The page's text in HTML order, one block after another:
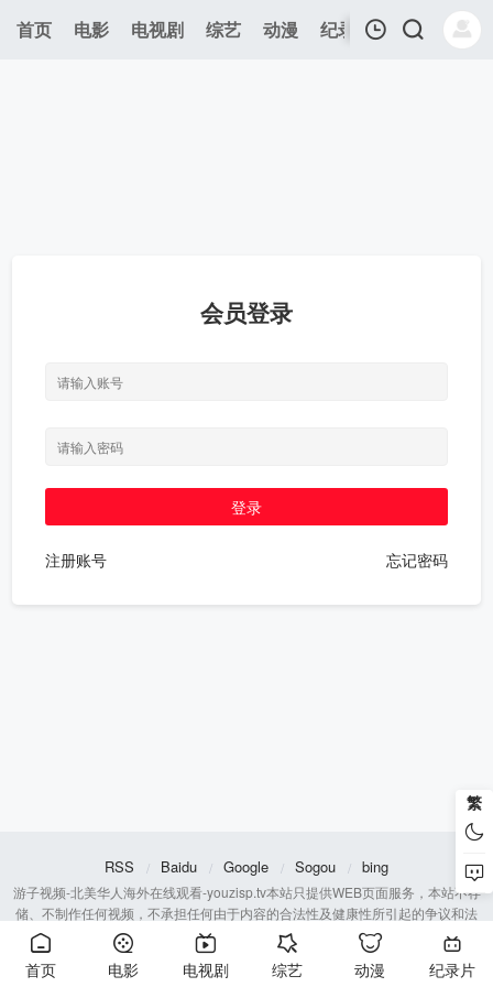
首页 电影 电视剧 综艺 动漫 纪录片 午夜剧场
会员登录
注册账号 忘记密码
繁
RSS Baidu Google Sogou bing
游子视频-北美华人海外在线观看-youzisp.tv本站只提供WEB页面服务，本站不存
储、不制作任何视频，不承担任何由于内容的合法性及健康性所引起的争议和法
律责任。 若本站收录内容侵犯了您的权益，请附说明联系邮箱，本站将第一时间
首页 电影 电视剧 综艺 动漫 纪录片